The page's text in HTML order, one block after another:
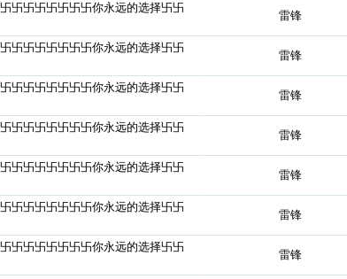
卐卐卐卐卐卐卐你永远的选择卐卐
雷锋
卐卐卐卐卐卐卐你永远的选择卐卐
雷锋
卐卐卐卐卐卐卐你永远的选择卐卐
雷锋
卐卐卐卐卐卐卐你永远的选择卐卐
雷锋
卐卐卐卐卐卐卐你永远的选择卐卐
雷锋
卐卐卐卐卐卐卐你永远的选择卐卐
雷锋
卐卐卐卐卐卐卐你永远的选择卐卐
雷锋